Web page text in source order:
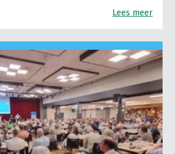
Lees meer